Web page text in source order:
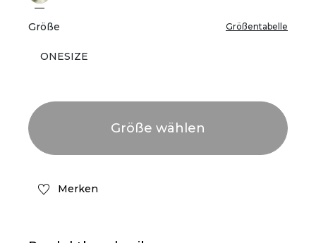
Größe Größentabelle
ONESIZE
Merken